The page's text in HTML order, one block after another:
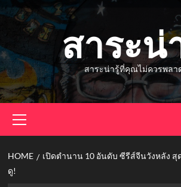
Skip
สาระน่
สาระน่ารู้ที่คุณไม่ควรพลา
Menu
HOME
เปิดตำนาน 10 อันดับ ซีรีส์จีนวังหลัง สุ
ดู!